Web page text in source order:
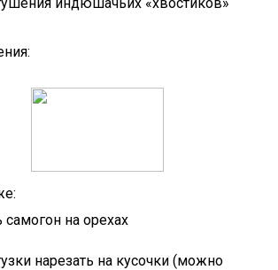
самогон на орехах
нарезать на кусочки (можно